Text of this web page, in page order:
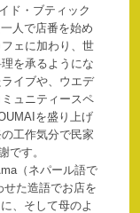
ド・ブティック
人で店番を始め
ェに加わり、世
を承るようにな
イブや、ウエデ
ュニティースペ
を盛り上げ
工作気分で民家
です。
（ネパール語で
た造語でお店を
、そして母のよ